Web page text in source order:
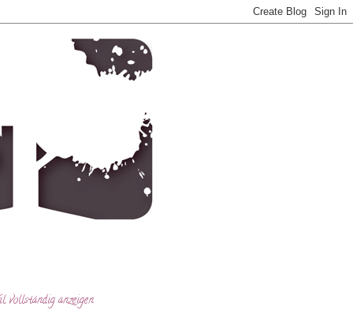
anzeigen